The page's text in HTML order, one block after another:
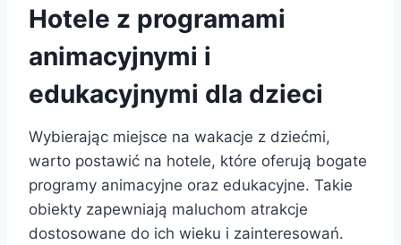
Hotele z programami
animacyjnymi i
edukacyjnymi dla dzieci
Wybierając miejsce na wakacje z dziećmi,
warto postawić na hotele, które oferują bogate
programy animacyjne oraz edukacyjne. Takie
obiekty zapewniają maluchom atrakcje
dostosowane do ich wieku i zainteresowań.